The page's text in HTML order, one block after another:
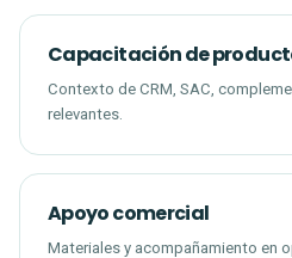
Capacitación de
Contexto de CRM, SAC,
relevantes.
Apoyo comercial
Materiales y acompañamiento en